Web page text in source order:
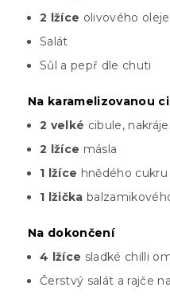
2 lžíce olivového oleje
Salát
Sůl a pepř dle chuti
Na karamelizovanou
2 velké cibule,
2 lžíce másla
1 lžíce hnědého cukru
1 lžička
Na dokončení
4 lžíce sladké chilli
Čerstvý salát a rajče